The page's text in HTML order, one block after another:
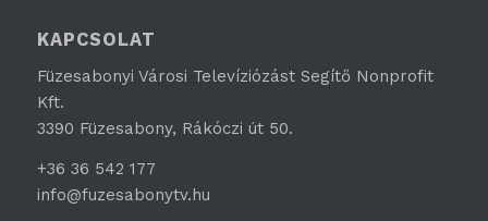
KAPCSOLAT
Füzesabonyi Városi Televíziózást Segítő Nonprofit
Kft.
3390 Füzesabony, Rákóczi út 50.
+36 36 542 177
info@fuzesabonytv.hu